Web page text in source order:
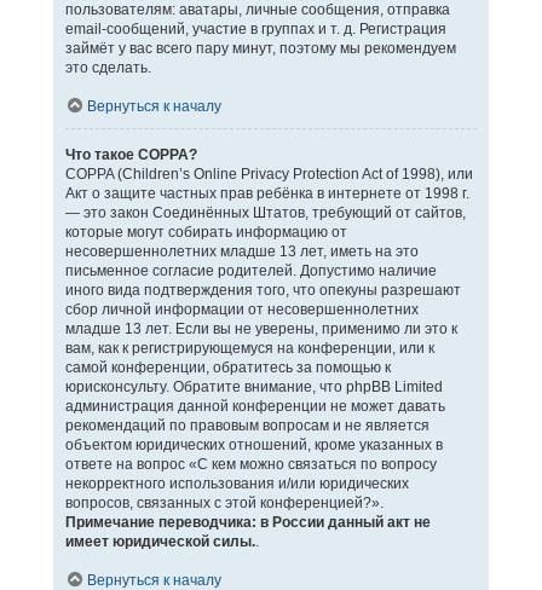
пользователям: аватары, личные сообщения, отправка
email-сообщений, участие в группах и т. д. Регистрация
займёт у вас всего пару минут, поэтому мы рекомендуем
это сделать.
Вернуться к началу
Что такое COPPA?
COPPA (Children’s Online Privacy Protection Act of 1998), или
Акт о защите частных прав ребёнка в интернете от 1998 г.
— это закон Соединённых Штатов, требующий от сайтов,
которые могут собирать информацию от
несовершеннолетних младше 13 лет, иметь на это
письменное согласие родителей. Допустимо наличие
иного вида подтверждения того, что опекуны разрешают
сбор личной информации от несовершеннолетних
младше 13 лет. Если вы не уверены, применимо ли это к
вам, как к регистрирующемуся на конференции, или к
самой конференции, обратитесь за помощью к
юрисконсульту. Обратите внимание, что phpBB Limited
администрация данной конференции не может давать
рекомендаций по правовым вопросам и не является
объектом юридических отношений, кроме указанных в
ответе на вопрос «С кем можно связаться по вопросу
некорректного использования и/или юридических
вопросов, связанных с этой конференцией?».
Примечание переводчика: в России данный акт не
имеет юридической силы..
Вернуться к началу